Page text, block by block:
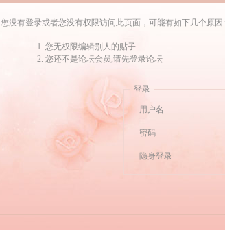
您没有登录或者您没有权限访问此页面，可能有如下几个原因:
您无权限编辑别人的贴子
您还不是论坛会员,请先登录论坛
登录
用户名
密码
隐身登录